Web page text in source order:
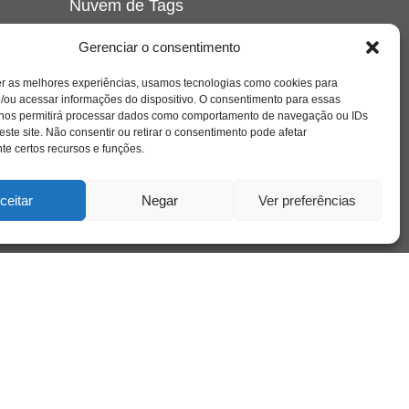
Gerenciar o consentimento
as melhores experiências, usamos tecnologias como cookies para
ou acessar informações do dispositivo. O consentimento para essas
permitirá processar dados como comportamento de navegação ou IDs
site. Não consentir ou retirar o consentimento pode afetar
certos recursos e funções.
Negar Ver preferências
Nuvem de Tags
crianca cuidado cultura depressao
educação família filme
freud infância insight jung liberdade livro
loucura luto maternidade
psicologia relato